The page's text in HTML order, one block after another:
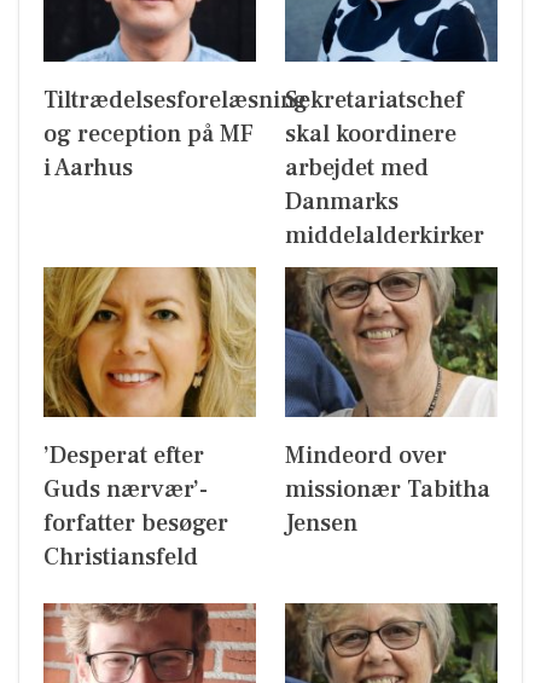
Tiltrædelsesforelæsning
og reception på MF
i Aarhus
Sekretariatschef
skal koordinere
arbejdet med
Danmarks
middelalderkirker
’Desperat efter
Guds nærvær’-
forfatter besøger
Christiansfeld
Mindeord over
missionær Tabitha
Jensen